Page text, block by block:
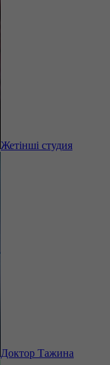
Жетінші студия
Доктор Тажина